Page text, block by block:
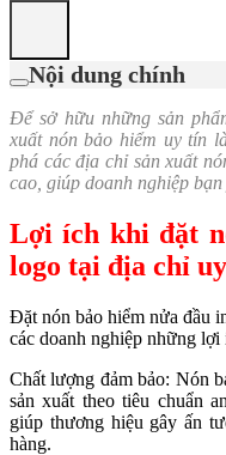
Nội dung chính
Để sở hữu những sản
xuất nón bảo hiểm uy tín
phá các địa chỉ sản xuất
cao, giúp doanh nghiệp
Lợi ích khi đặt
logo tại địa chỉ
Đặt nón bảo hiểm nửa đầu
các doanh nghiệp những lợi
Chất lượng đảm bảo: Nón
sản xuất theo tiêu chuẩn
giúp thương hiệu gây ấn
hàng.